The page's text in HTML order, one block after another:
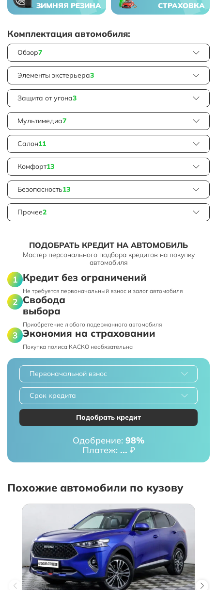
ЗИМНЯЯ РЕЗИНА СТРАХОВКА
Комплектация автомобиля:
Обзор7
Элементы экстерьера3
Защита от угона3
Мультимедиа7
Салон11
Комфорт13
Безопасность13
Прочее2
ПОДОБРАТЬ КРЕДИТ НА АВТОМОБИЛЬ
Мастер персонального подбора кредитов на покупку
автомобиля
Кредит без ограничений
Не требуется первоначальный взнос и залог автомобиля
Свобода
выбора
Приобретение любого подержанного автомобиля
Экономия на страховании
Покупка полиса КАСКО необязательна
Первоначальной взнос
Срок кредита
Подобрать кредит
Одобрение: 98%
Платеж: ... ₽
Похожие автомобили по кузову